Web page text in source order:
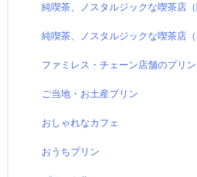
純喫茶、ノスタルジックな喫茶店（
純喫茶、ノスタルジックな喫茶店（
ファミレス・チェーン店舗のプリ
ご当地・お土産プリン
おしゃれなカフェ
おうちプリン